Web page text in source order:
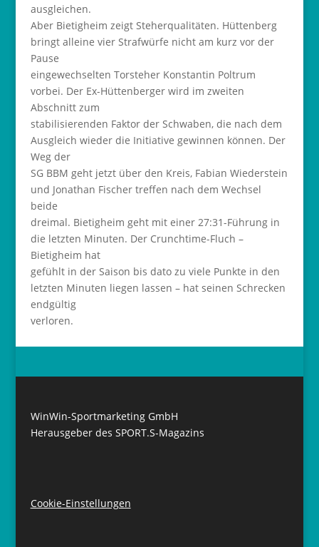
ausgleichen.
Aber Bietigheim zeigt Steherqualitäten. Hüttenberg
bringt alleine vier Strafwürfe nicht am kurz vor der
Pause
eingewechselten Torsteher Konstantin Poltrum
vorbei. Der Ex-Hüttenberger wird im zweiten
Abschnitt zum
stabilisierenden Faktor der Schwaben, die nach dem
Ausgleich wieder die Initiative gewinnen können. Der
Weg der
SG BBM geht jetzt über den Kreis, Fabian Wiederstein
und Jonathan Fischer treffen nach dem Wechsel
beide
dreimal. Bietigheim geht mit einer 27:31-Führung in
die letzten Minuten. Der Crunchtime-Fluch –
Bietigheim hat
gefühlt in der Saison bis dato zu viele Punkte in den
letzten Minuten liegen lassen – hat seinen Schrecken
endgültig
verloren.
WinWin-Sportmarketing GmbH
Herausgeber des SPORT.S-Magazins
Cookie-Einstellungen